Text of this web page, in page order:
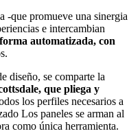
-que promueve una sinergia
e intercambian
automatizada, con
diseño, se comparte la
que pliega y
los perfiles necesarios a
Los paneles se arman al
como única herramienta.